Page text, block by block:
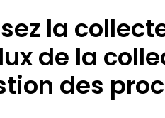
la
de la
des